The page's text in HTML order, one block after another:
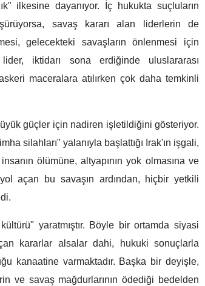
ilkesine dayanıyor. İç hukukta suçluların
savaş kararı alan liderlerin de
gelecekteki savaşların önlenmesi için
iktidarı sona erdiğinde uluslararası
maceralara atılırken çok daha temkinli
güçler için nadiren işletildiğini gösteriyor.
silahları" yalanıyla başlattığı Irak'ın işgali,
ölümüne, altyapının yok olmasına ve
açan bu savaşın ardından, hiçbir yetkili
yaratmıştır. Böyle bir ortamda siyasi
kararlar alsalar dahi, hukuki sonuçlarla
kanaatine varmaktadır. Başka bir deyişle,
ve savaş mağdurlarının ödediği bedelden